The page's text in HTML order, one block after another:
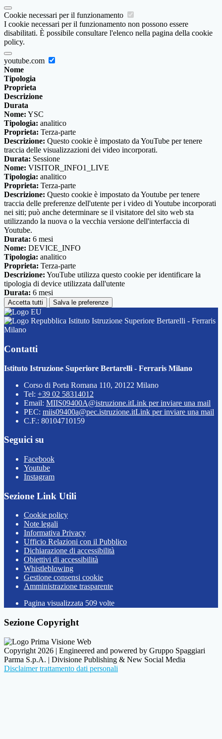
Cookie necessari per il funzionamento
I cookie necessari per il funzionamento non possono essere
disabilitati. È possibile consultare l'elenco nella pagina della cookie
policy.
youtube.com
Nome
Tipologia
Proprieta
Descrizione
Durata
Nome: YSC
Tipologia: analitico
Proprieta: Terza-parte
Descrizione: Questo cookie è impostato da YouTube per tenere
traccia delle visualizzazioni dei video incorporati.
Durata: Sessione
Nome: VISITOR_INFO1_LIVE
Tipologia: analitico
Proprieta: Terza-parte
Descrizione: Questo cookie è impostato da Youtube per tenere
traccia delle preferenze dell'utente per i video di Youtube incorporati
nei siti; può anche determinare se il visitatore del sito web sta
utilizzando la nuova o la vecchia versione dell'interfaccia di
Youtube.
Durata: 6 mesi
Nome: DEVICE_INFO
Tipologia: analitico
Proprieta: Terza-parte
Descrizione: YouTube utilizza questo cookie per identificare la
tipologia di device utilizzata dall'utente
Durata: 6 mesi
Accetta tutti Salva le preferenze
Istituto Istruzione Superiore Bertarelli - Ferraris
Milano
Contatti
Istituto Istruzione Superiore Bertarelli - Ferraris Milano
Corso di Porta Romana 110, 20122 Milano
Tel: +39 02 58314012
Email: MIIS09400A@istruzione.itLink per inviare una mail
PEC: miis09400a@pec.istruzione.itLink per inviare una mail
C.F.: 80104710159
Seguici su
Facebook
Youtube
Instagram
Sezione Link Utili
Cookie policy
Note legali
Informativa Privacy
Ufficio Relazioni con il Pubblico
Dichiarazione di accessibilità
Obiettivi di accessibilità
Whistleblowing
Gestione consensi cookie
Amministrazione trasparente
Pagina visualizzata 509 volte
Sezione Copyright
Copyright 2026 | Engineered and powered by Gruppo Spaggiari
Parma S.p.A. | Divisione Publishing & New Social Media
Disclaimer trattamento dati personali